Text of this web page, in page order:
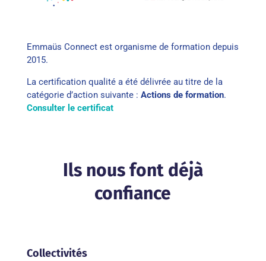
Emmaüs Connect est organisme de formation depuis
2015.
La certification qualité a été délivrée au titre de la
catégorie d’action suivante : Actions de formation.
Consulter le certificat
Ils nous font déjà
confiance
Collectivités